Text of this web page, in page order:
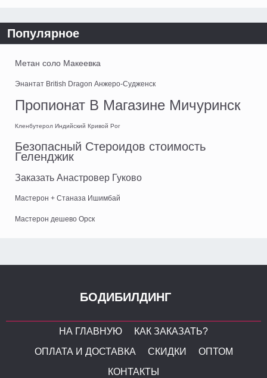
Популярное
Метан соло Макеевка
Энантат British Dragon Анжеро-Судженск
Пропионат В Магазине Мичуринск
Кленбутерол Индийский Кривой Рог
Безопасный Стероидов стоимость
Геленджик
Заказать Анастровер Гуково
Мастерон + Станаза Ишимбай
Мастерон дешево Орск
БОДИБИЛДИНГ
НА ГЛАВНУЮ
КАК ЗАКАЗАТЬ?
ОПЛАТА И ДОСТАВКА
СКИДКИ
ОПТОМ
КОНТАКТЫ